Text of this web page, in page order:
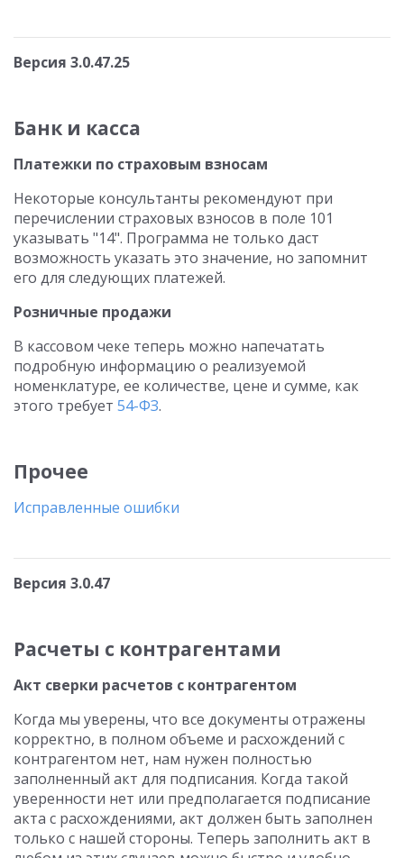
Версия 3.0.47.25
Банк и касса
Платежки по страховым взносам
Некоторые консультанты рекомендуют при
перечислении страховых взносов в поле 101
указывать "14". Программа не только даст
возможность указать это значение, но запомнит
его для следующих платежей.
Розничные продажи
В кассовом чеке теперь можно напечатать
подробную информацию о реализуемой
номенклатуре, ее количестве, цене и сумме, как
этого требует 54-ФЗ.
Прочее
Исправленные ошибки
Версия 3.0.47
Расчеты с контрагентами
Акт сверки расчетов с контрагентом
Когда мы уверены, что все документы отражены
корректно, в полном объеме и расхождений с
контрагентом нет, нам нужен полностью
заполненный акт для подписания. Когда такой
уверенности нет или предполагается подписание
акта с расхождениями, акт должен быть заполнен
только с нашей стороны. Теперь заполнить акт в